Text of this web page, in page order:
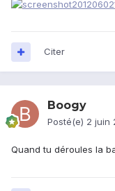
Citer
Boogy
Posté(e) 2 juin
Quand tu déroules la